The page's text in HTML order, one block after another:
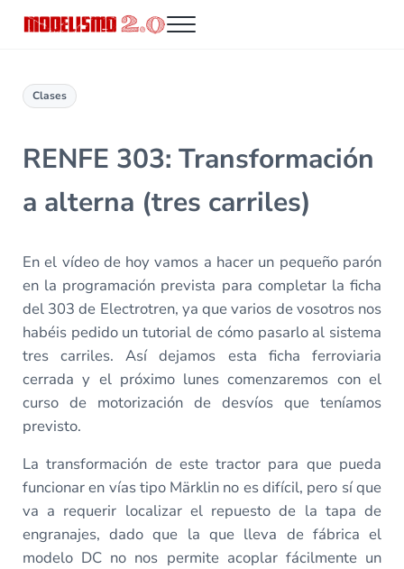
Menu
Clases
RENFE 303: Transformación
a alterna (tres carriles)
En el vídeo de hoy vamos a hacer un pequeño parón
en la programación prevista para completar la ficha
del 303 de Electrotren, ya que varios de vosotros nos
habéis pedido un tutorial de cómo pasarlo al sistema
tres carriles. Así dejamos esta ficha ferroviaria
cerrada y el próximo lunes comenzaremos con el
curso de motorización de desvíos que teníamos
previsto.
La transformación de este tractor para que pueda
funcionar en vías tipo Märklin no es difícil, pero sí que
va a requerir localizar el repuesto de la tapa de
engranajes, dado que la que lleva de fábrica el
modelo DC no nos permite acoplar fácilmente un